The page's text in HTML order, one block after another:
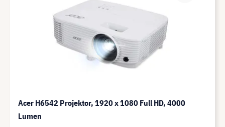
Acer H6542 Projektor, 1920 x 1080 Full HD, 4000
Lumen